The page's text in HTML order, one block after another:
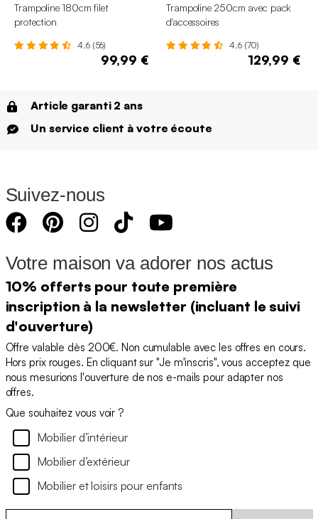
Trampoline 180cm filet
protection
4.6 (56)
99,99 €
Trampoline 250cm avec pack
d'accessoires
4.6 (70)
129,99 €
Article garanti 2 ans
Un service client à votre écoute
Suivez-nous
Votre maison va adorer nos actus
10% offerts pour toute première
inscription à la newsletter (incluant le suivi
d'ouverture)
Offre valable dès 200€. Non cumulable avec les offres en cours.
Hors prix rouges. En cliquant sur "Je m'inscris", vous acceptez que
nous mesurions l'ouverture de nos e-mails pour adapter nos
offres.
Que souhaitez vous voir ?
Mobilier d’intérieur
Mobilier d’extérieur
Mobilier et loisirs pour enfants